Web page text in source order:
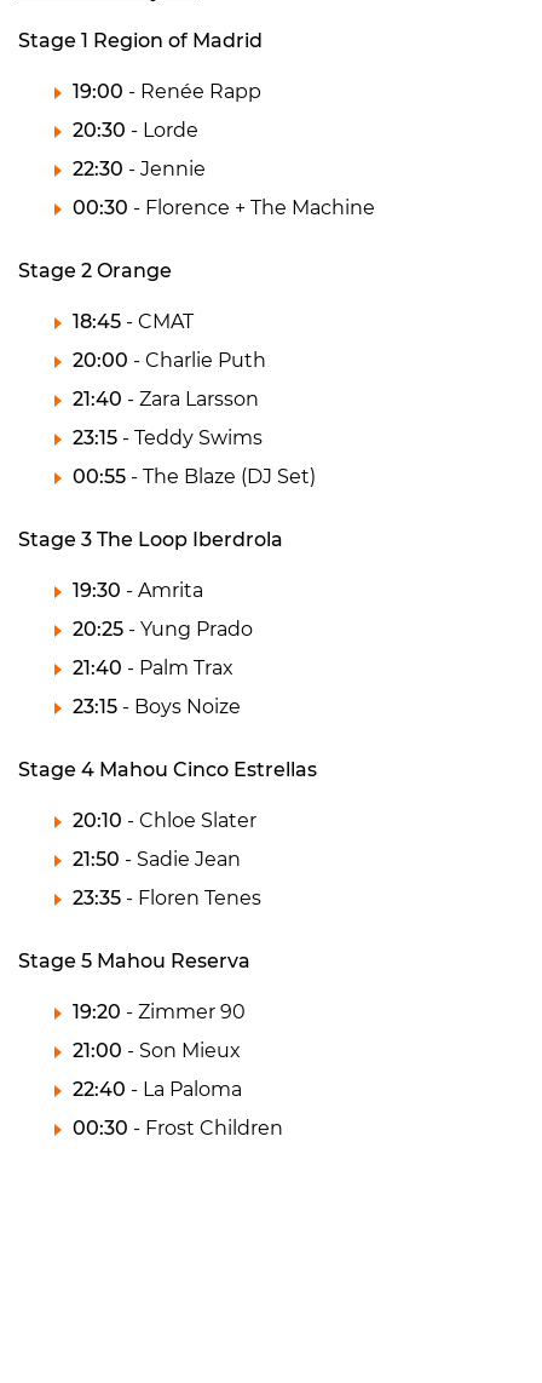
Stage 1 Region of Madrid
19:00 - Renée Rapp
20:30 - Lorde
22:30 - Jennie
00:30 - Florence + The Machine
Stage 2 Orange
18:45 - CMAT
20:00 - Charlie Puth
21:40 - Zara Larsson
23:15 - Teddy Swims
00:55 - The Blaze (DJ Set)
Stage 3 The Loop Iberdrola
19:30 - Amrita
20:25 - Yung Prado
21:40 - Palm Trax
23:15 - Boys Noize
Stage 4 Mahou Cinco Estrellas
20:10 - Chloe Slater
21:50 - Sadie Jean
23:35 - Floren Tenes
Stage 5 Mahou Reserva
19:20 - Zimmer 90
21:00 - Son Mieux
22:40 - La Paloma
00:30 - Frost Children